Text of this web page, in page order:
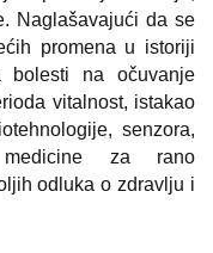
Naglašavajući da se
promena u istoriji
bolesti na očuvanje
vitalnost, istakao
senzora,
za rano
odluka o zdravlju i